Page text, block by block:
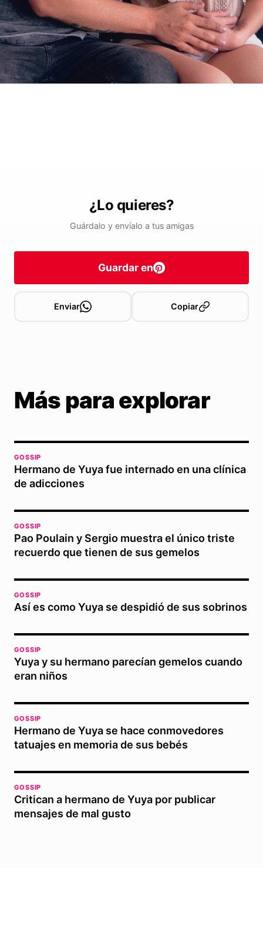
¿Lo quieres?
Guárdalo y envíalo a tus amigas
Guardar en
Enviar Copiar
Más para explorar
GOSSIP
Hermano de Yuya fue internado en una clínica
de adicciones
GOSSIP
Pao Poulain y Sergio muestra el único triste
recuerdo que tienen de sus gemelos
GOSSIP
Así es como Yuya se despidió de sus sobrinos
GOSSIP
Yuya y su hermano parecían gemelos cuando
eran niños
GOSSIP
Hermano de Yuya se hace conmovedores
tatuajes en memoria de sus bebés
GOSSIP
Critican a hermano de Yuya por publicar
mensajes de mal gusto